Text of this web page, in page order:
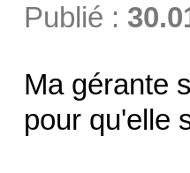
Publié :
Ma gérante
pour qu'elle